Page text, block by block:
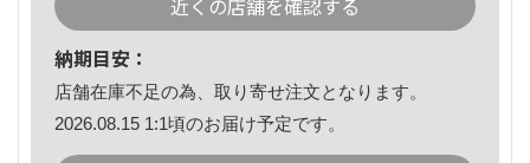
近くの店舗を確認する
納期目安：
店舗在庫不足の為、取り寄せ注文となります。
2026.08.15 1:1頃のお届け予定です。